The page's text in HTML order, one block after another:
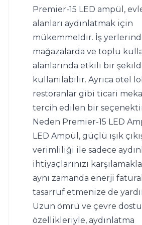
Premier-15 LED ampül,
alanları aydınlatmak için
mükemmeldir. İş
mağazalarda ve toplu
alanlarında etkili bir
kullanılabilir. Ayrıca otel
restoranlar gibi ticari
tercih edilen bir
Neden Premier-15 LED
LED Ampül , güçlü ışık
verimliliği ile sadece
ihtiyaçlarınızı
aynı zamanda enerji
tasarruf etmenize de
Uzun ömrü ve çevre dostu
özellikleriyle, aydınlatma